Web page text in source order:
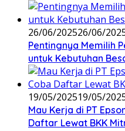
26/06/202526/06/
Pentingnya Memilih
untuk Kebutuhan
19/05/202519/05/
Mau Kerja di PT
Daftar Lewat BKK